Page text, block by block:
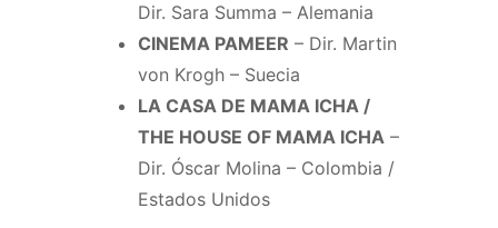
Dir. Sara Summa – Alemania
CINEMA PAMEER – Dir. Martin
von Krogh – Suecia
LA CASA DE MAMA ICHA /
THE HOUSE OF MAMA ICHA –
Dir. Óscar Molina – Colombia /
Estados Unidos